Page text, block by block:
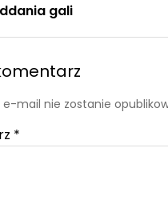
gali
e-mail nie zostanie
*